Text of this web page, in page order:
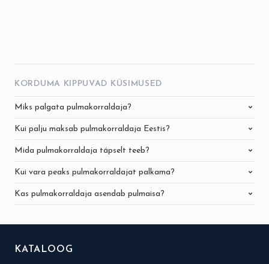
KORDUMA KIPPUVAD KÜSIMUSED
Miks palgata pulmakorraldaja?
Kui palju maksab pulmakorraldaja Eestis?
Mida pulmakorraldaja täpselt teeb?
Kui vara peaks pulmakorraldajat palkama?
Kas pulmakorraldaja asendab pulmaisa?
KATALOOG